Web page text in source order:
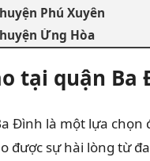
Phú Xuyên
Ứng Hòa
tại quận Ba
Đình là một lựa
được sự hài lòng từ